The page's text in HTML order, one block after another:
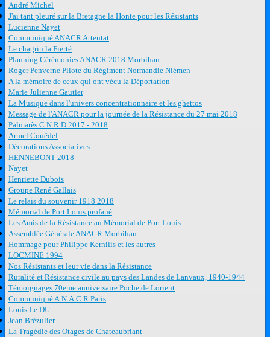
André Michel
J'ai tant pleuré sur la Bretagne la Honte pour les Résistants
Lucienne Nayet
Communiqué ANACR Attentat
Le chagrin la Fierté
Planning Cérémonies ANACR 2018 Morbihan
Roger Penverne Pilote du Régiment Normandie Niémen
A la mémoire de ceux qui ont vécu la Déportation
Marie Julienne Gautier
La Musique dans l'univers concentrationnaire et les ghettos
Message de l'ANACR pour la journée de la Résistance du 27 mai 2018
Palmarès C N R D 2017 - 2018
Armel Couëdel
Décorations Associatives
HENNEBONT 2018
Nayet
Henriette Dubois
Groupe René Gallais
Le relais du souvenir 1918 2018
Mémorial de Port Louis profané
Les Amis de la Résistance au Mémorial de Port Louis
Assemblée Générale ANACR Morbihan
Hommage pour Philippe Kernilis et les autres
LOCMINE 1994
Nos Résistants et leur vie dans la Résistance
Ruralité et Résistance civile au pays des Landes de Lanvaux, 1940-1944
Témoignages 70eme anniversaire Poche de Lorient
Communiqué A.N.A.C.R Paris
Louis Le DU
Jean Brézulier
La Tragédie des Otages de Chateaubriant